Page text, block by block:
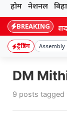
होम नेशनल
BREAKING
एक के बाद एक
ट्रेंडिंग Assembly
DM
9 posts tagged